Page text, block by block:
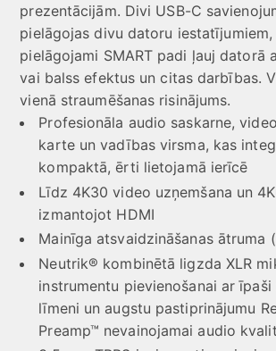
prezentācijām. Divi USB-C
pielāgojas divu datoru
pielāgojami SMART padi ļauj datorā
vai balss efektus un citas darbības.
vienā straumēšanas risinājums.
Profesionāla audio saskarne,
karte un vadības virsma, kas
kompaktā, ērti lietojamā ierīcē
Līdz 4K30 video uzņemšana un
izmantojot HDMI
Mainīga atsvaidzināšanas ātruma
Neutrik® kombinētā ligzda XLR
instrumentu pievienošanai ar
līmeni un augstu pastiprinājumu
Preamp™ nevainojamai audio